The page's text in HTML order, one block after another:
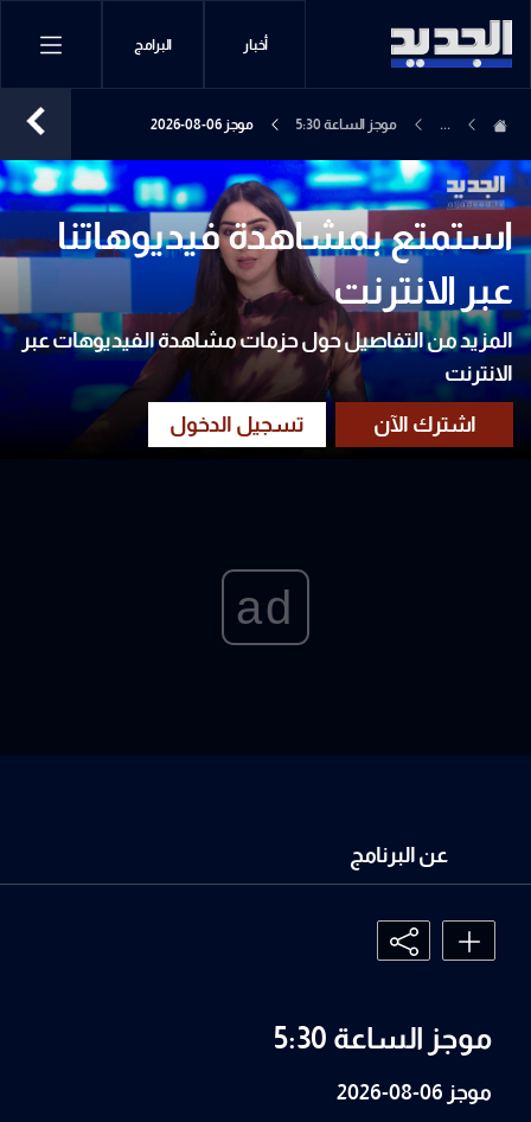
أخبار البرامج
... موجز الساعة 5:30 موجز 06-08-2026
استمتع بمشاهدة فيديوهاتنا
عبر الانترنت
المزيد من التفاصيل حول حزمات مشاهدة الفيديوهات عبر
الانترنت
ad
عن البرنامج
موجز الساعة 5:30
موجز 06-08-2026